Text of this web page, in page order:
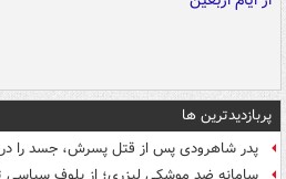
پربازدیدترین ها
پدر شاهرودی پس از قتل پسرش، جسد را